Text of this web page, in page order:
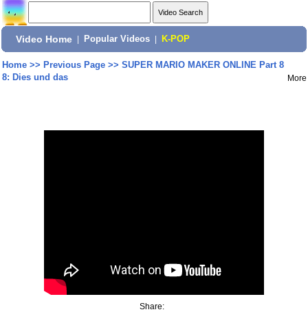
Video Home Popular Videos K-POP
Home>> Previous Page>> SUPER MARIO MAKER ONLINE Part 8
8: Dies und das
More
Share: